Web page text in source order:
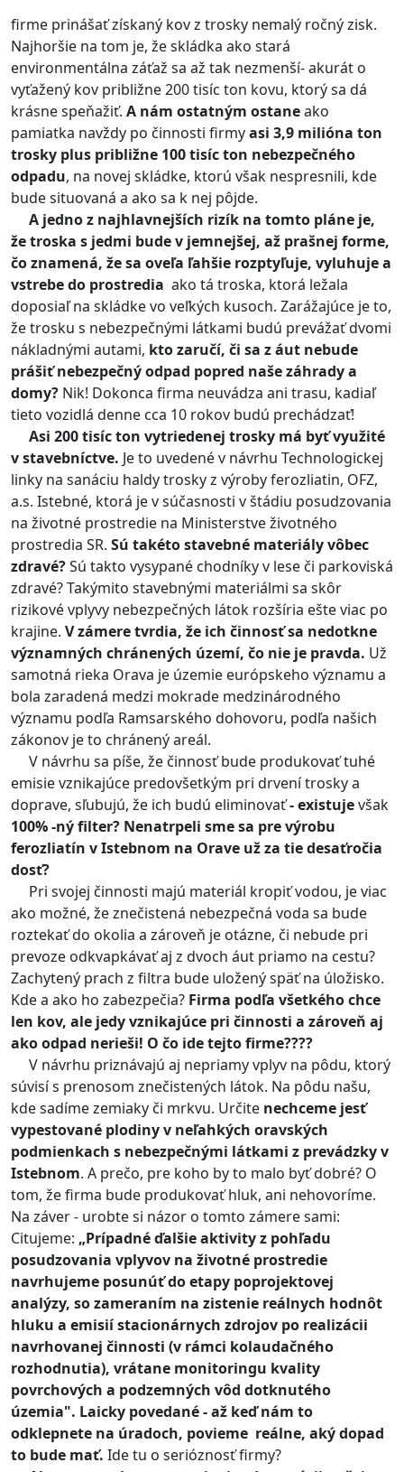
firme prinášať získaný kov z trosky nemalý ročný zisk.
Najhoršie na tom je, že skládka ako stará
environmentálna záťaž sa až tak nezmenší- akurát o
vyťažený kov približne 200 tisíc ton kovu, ktorý sa dá
krásne speňažiť. A nám ostatným ostaneako
pamiatka navždy po činnosti firmyasi 3,9 milióna ton
trosky plus približne 100 tisíc ton nebezpečného
odpadu, na novej skládke, ktorú však nespresnili, kde
bude situovaná a ako sa k nej pôjde.
A jedno z najhlavnejších rizík na tomto pláne je,
že troska s jedmi bude v jemnejšej, až prašnej forme,
čo znamená, že sa oveľa ľahšie rozptyľuje, vyluhuje a
vstrebe do prostredia ako tá troska, ktorá ležala
doposiaľ na skládke vo veľkých kusoch. Zarážajúce je to,
že trosku s nebezpečnými látkami budú prevážať dvomi
nákladnými autami, kto zaručí, či sa z áut nebude
prášiť nebezpečný odpad popred naše záhrady a
domy? Nik! Dokonca firma neuvádza ani trasu, kadiaľ
tieto vozidlá denne cca 10 rokov budú prechádzať!
Asi 200 tisíc ton vytriedenej trosky má byť využité
v stavebníctve. Je to uvedené v návrhu Technologickej
linky na sanáciu haldy trosky z výroby ferozliatin, OFZ,
a.s. Istebné, ktorá je v súčasnosti v štádiu posudzovania
na životné prostredie na Ministerstve životného
prostredia SR. Sú takéto stavebné materiály vôbec
zdravé?Sú takto vysypané chodníky v lese či parkoviská
zdravé? Takýmito stavebnými materiálmi sa skôr
rizikové vplyvy nebezpečných látok rozšíria ešte viac po
krajine. V zámere tvrdia, že ich činnosť sa nedotkne
významných chránených území, čo nie je pravda. Už
samotná rieka Orava je územie európskeho významu a
bola zaradená medzi mokrade medzinárodného
významu podľa Ramsarského dohovoru, podľa našich
zákonov je to chránený areál.
V návrhu sa píše, že činnosť bude produkovať tuhé
emisie vznikajúce predovšetkým pri drvení trosky a
doprave, sľubujú, že ich budú eliminovať- existujevšak
100% -ný filter? Nenatrpeli sme sa pre výrobu
ferozliatín v Istebnom na Orave už za tie desaťročia
dosť?
Pri svojej činnosti majú materiál kropiť vodou, je viac
ako možné, že znečistená nebezpečná voda sa bude
roztekať do okolia a zároveň je otázne, či nebude pri
prevoze odkvapkávať aj z dvoch áut priamo na cestu?
Zachytený prach z filtra bude uložený späť na úložisko.
Kde a ako ho zabezpečia? Firma podľa všetkého chce
len kov, ale jedy vznikajúce pri činnosti a zároveň aj
ako odpad nerieši! O čo ide tejto firme????
V návrhu priznávajú aj nepriamy vplyv na pôdu, ktorý
súvisí s prenosom znečistených látok. Na pôdu našu,
kde sadíme zemiaky či mrkvu. Určite nechceme jesť
vypestované plodiny v neľahkých oravských
podmienkach s nebezpečnými látkami z prevádzky v
Istebnom. A prečo, pre koho by to malo byť dobré? O
tom, že firma bude produkovať hluk, ani nehovoríme.
Na záver - urobte si názor o tomto zámere sami:
Citujeme: „Prípadné ďalšie aktivity z pohľadu
posudzovania vplyvov na životné prostredie
navrhujeme posunúť do etapy poprojektovej
analýzy, so zameraním na zistenie reálnych hodnôt
hluku a emisií stacionárnych zdrojov po realizácii
navrhovanej činnosti (v rámci kolaudačného
rozhodnutia), vrátane monitoringu kvality
povrchových a podzemných vôd dotknutého
územia". Laicky povedané - až keď nám to
odklepnete na úradoch, povieme reálne, aký dopad
to bude mať. Ide tu o serióznosť firmy?